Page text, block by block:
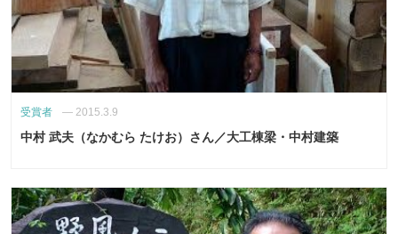
受賞者 — 2015.3.9
中村 武夫（なかむら たけお）さん／大工棟梁・中村建築